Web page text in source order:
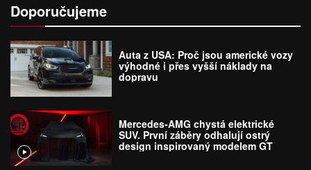
Doporučujeme
Auta z USA: Proč jsou americké vozy
výhodné i přes vyšší náklady na
dopravu
Mercedes-AMG chystá elektrické
SUV. První záběry odhalují ostrý
design inspirovaný modelem GT